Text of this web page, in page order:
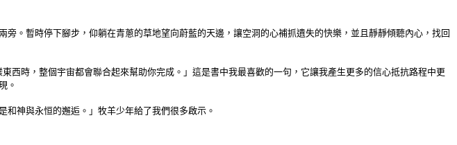
暫時停下腳步，仰躺在青蔥的草地望向蔚藍的天邊，讓空洞的心補抓遺失的快樂，並且靜靜傾聽內心，找回
時，整個宇宙都會聯合起來幫助你完成。」這是書中我最喜歡的一句，它讓我產生更多的信心抵抗路程中更
。
神與永恒的邂逅。」牧羊少年給了我們很多啟示。